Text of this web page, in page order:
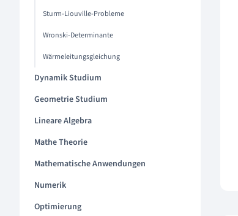
Sturm-Liouville-Probleme
Wronski-Determinante
Wärmeleitungsgleichung
Dynamik Studium
Geometrie Studium
Lineare Algebra
Mathe Theorie
Mathematische Anwendungen
Numerik
Optimierung